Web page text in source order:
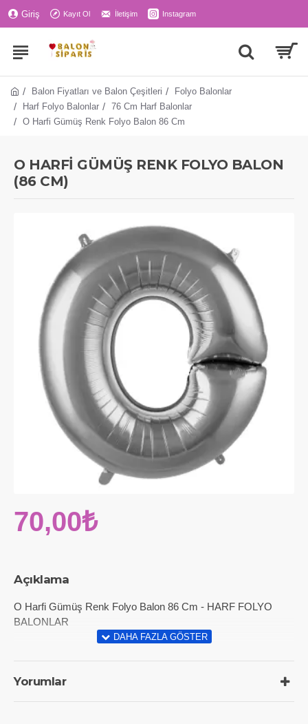
Giriş Kayıt Ol İletişim Instagram
Balon Fiyatları ve Balon Çeşitleri
Folyo Balonlar
Harf Folyo Balonlar
76 Cm Harf Balonlar
O Harfi Gümüş Renk Folyo Balon 86 Cm
O HARFİ GÜMÜŞ RENK FOLYO BALON
(86 CM)
Açıklama
O Harfi Gümüş Renk Folyo Balon 86 Cm - HARF FOLYO
BALONLAR
Yorumlar
70,00₺